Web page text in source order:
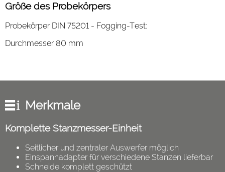
Größe des Probekörpers
Probekörper DIN 75201 - Fogging-Test:
Durchmesser 80 mm
Merkmale
Komplette Stanzmesser-Einheit
Seitlicher und zentraler Auswerfer möglich
Einspannadapter für verschiedene Stanzen lieferbar
Schneide komplett geschützt